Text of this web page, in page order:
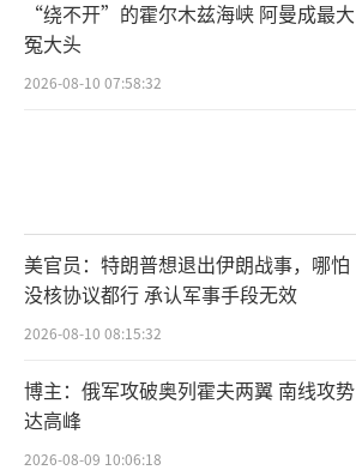
“绕不开”的霍尔木兹海峡 阿曼成最大
冤大头
2026-08-10 07:58:32
美官员：特朗普想退出伊朗战事，哪怕
没核协议都行 承认军事手段无效
2026-08-10 08:15:32
博主：俄军攻破奥列霍夫两翼 南线攻势
达高峰
2026-08-09 10:06:18